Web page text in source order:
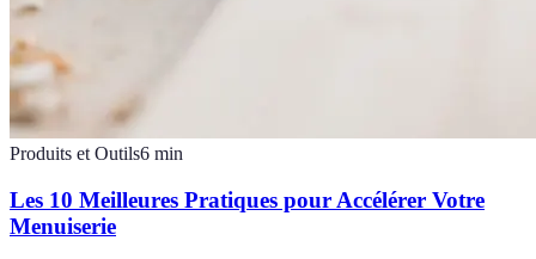
Produits et Outils6 min
Les 10 Meilleures Pratiques pour Accélérer Votre
Menuiserie